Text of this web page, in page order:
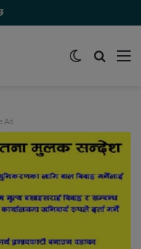
समाचार
Switch
Ad